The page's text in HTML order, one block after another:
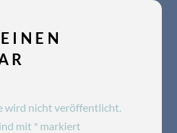
wird nicht veröffentlicht.
mit *markiert